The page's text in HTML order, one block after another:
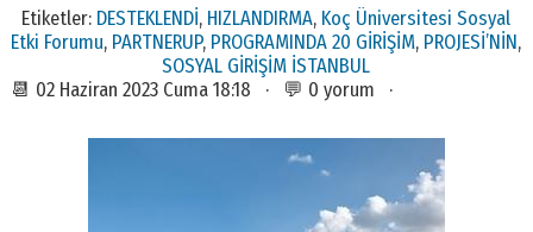
Etiketler: DESTEKLENDİ, HIZLANDIRMA, Koç Üniversitesi Sosyal
Etki Forumu, PARTNERUP, PROGRAMINDA 20 GİRİŞİM, PROJESİ’NİN,
SOSYAL GİRİŞİM İSTANBUL
📆 02 Haziran 2023 Cuma 18:18 · 💬 0 yorum ·